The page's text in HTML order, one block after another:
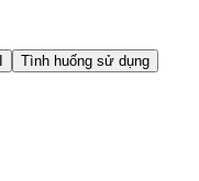
Tình huống sử dụng